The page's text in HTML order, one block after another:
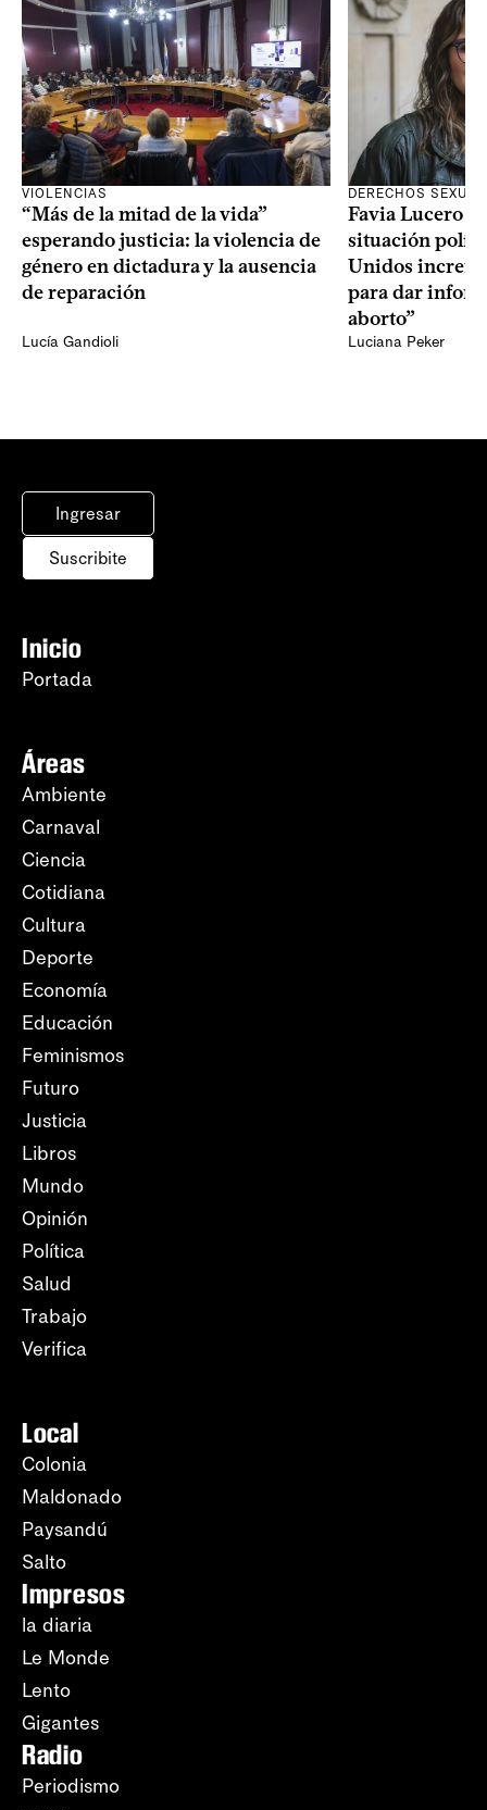
VIOLENCIAS
“Más de la mitad de la vida”
esperando justicia: la violencia de
género en dictadura y la ausencia
de reparación
Lucía Gandioli
DERECHOS
Favia Lucero
situación
Unidos
para dar
aborto”
Luciana Peker
Ingresar
Suscribite
Inicio
Portada
Áreas
Ambiente
Carnaval
Ciencia
Cotidiana
Cultura
Deporte
Economía
Educación
Feminismos
Futuro
Justicia
Libros
Mundo
Opinión
Política
Salud
Trabajo
Verifica
Local
Colonia
Maldonado
Paysandú
Salto
Impresos
la diaria
Le Monde
Lento
Gigantes
Radio
Periodismo